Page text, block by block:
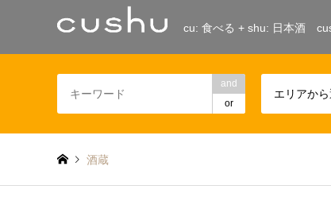
cu: 食べる + shu: 日本酒
and
or
エリアか
酒蔵